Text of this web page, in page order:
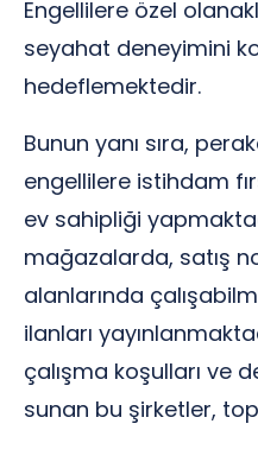
Engellilere özel
seyahat deneyimini
hedeflemektedir.
Bunun yanı sıra,
engellilere istihdam
ev sahipliği
mağazalarda, satış
alanlarında
ilanları
çalışma koşulları ve
sunan bu şirketler,